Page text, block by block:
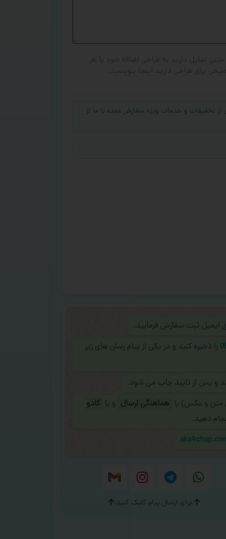
بهره‌مند شدن از تخفیفات و خدمات ویژه سفارش عمده با ما از
ایمیل ثبت سفارش فرمایید.
را ذخیره کنید و در یکی از پیام رسان های زیر
و پس از تایید چاپ می شود.
متن و عکس) یا هماهنگی ارسال و یا کادو
دهید.
برای ارسال پیام کلیک کنید